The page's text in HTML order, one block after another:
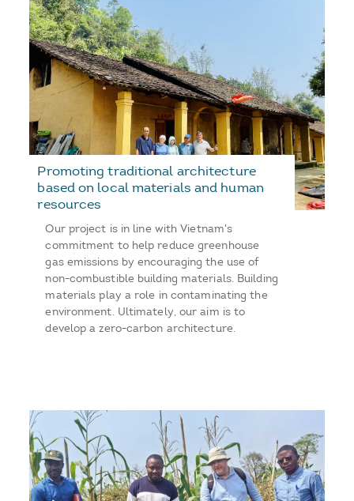
Promoting traditional architecture
based on local materials and human
resources
Our project is in line with Vietnam's
commitment to help reduce greenhouse
gas emissions by encouraging the use of
non-combustible building materials. Building
materials play a role in contaminating the
environment. Ultimately, our aim is to
develop a zero-carbon architecture.